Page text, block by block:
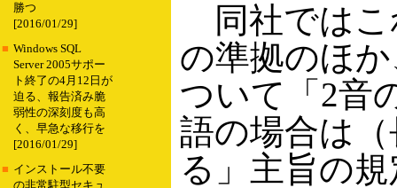
勝つ
[2016/01/29]
■ Windows SQL
Server 2005サポー
ト終了の4月12日が
迫る、報告済み脆
弱性の深刻度も高
く、早急な移行を
[2016/01/29]
■ インストール不要
の非常駐型セキュ
同社ではこ
の準拠のほ
ついて「2音
語の場合は
る」主旨の